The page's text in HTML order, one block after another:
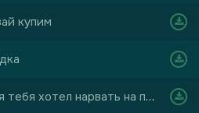
купим
хотел нарвать на поляне я букет